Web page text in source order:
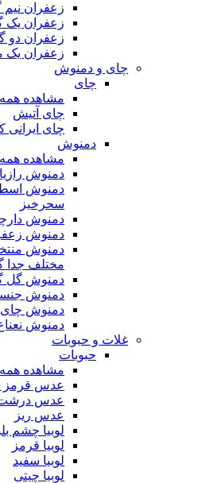
زعفران
زعفران یک
زعفران دو
زعفران یک
چای و دمنوش
چای
مشاهده
چای آتیش
چای ایرانی
دمنوش
مشاهده
دمنوش
دمنوش
سحرخیز
دمنوش
دمنوش
دمنوش
مختلف جدا
دمنوش گل
دمنوش
دمنوش
دمنوش
غلات و حبوبات
حبوبات
مشاهده
عدس قرمز
عدس
عدس ریز
لوبیا چشم
لوبیا قرمز
لوبیا سفید
لوبیا چیتی